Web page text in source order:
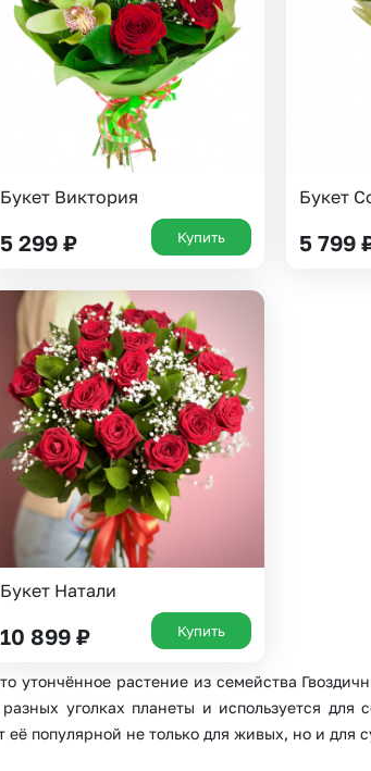
Выберите город доставки
Букет Виктория
5 299 ₽ Купить
Букет
5 799
Букет Натали
10 899 ₽ Купить
утончённое растение из семейства
уголках планеты и используется
популярной не только для живых, но и для